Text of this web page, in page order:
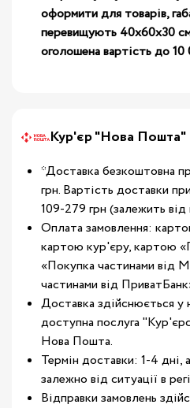
оформити для товарів,
перевищують 40х60х30
оголошена вартість до 10
Кур'єр "Нова Пошта"
*Доставка безкоштовна
грн. Вартість доставки
109-279 грн (залежить від
Оплата замовлення:
картою кур'єру, картою
«Покупка частинами від
частинами від
Доставка здійснюється у
доступна послуга
Нова Пошта.
Термін доставки: 1-4 дні,
залежно від ситуації в
Відправки замовлень